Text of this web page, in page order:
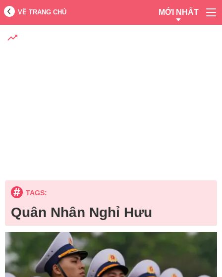
VỀ TRANG CHỦ MỚI NHẤT
TAGS:
Quân Nhân Nghỉ Hưu